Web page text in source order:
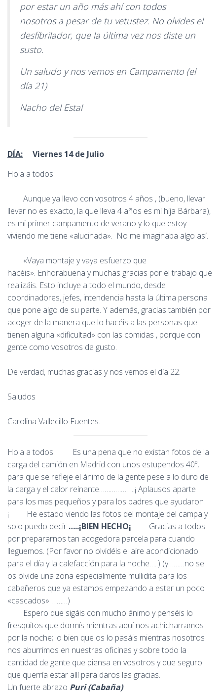
por estar un año más ahí con todos
nosotros a pesar de tu vetustez. No olvides el
desfibrilador, que la última vez nos diste un
susto.
Un saludo y nos vemos en Campamento (el
día 21)
Nacho del Estal
DÍA: Viernes 14 de Julio
Hola a todos:
Aunque ya llevo con vosotros 4 años , (bueno, llevar
llevar no es exacto, la que lleva 4 años es mi hija Bárbara),
es mi primer campamento de verano y lo que estoy
viviendo me tiene «alucinada». No me imaginaba algo así.
«Vaya montaje y vaya esfuerzo que
hacéis». Enhorabuena y muchas gracias por el trabajo que
realizáis. Esto incluye a todo el mundo, desde
coordinadores, jefes, intendencia hasta la última persona
que pone algo de su parte. Y además, gracias también por
acoger de la manera que lo hacéis a las personas que
tienen alguna «dificultad» con las comidas , porque con
gente como vosotros da gusto.
De verdad, muchas gracias y nos vemos el día 22.
Saludos
Carolina Vallecillo Fuentes.
Hola a todos: Es una pena que no existan fotos de la
carga del camión en Madrid con unos estupendos 40º,
para que se refleje el ánimo de la gente pese a lo duro de
la carga y el calor reinante………………..¡ Aplausos aparte
para los mas pequeños y para los padres que ayudaron
¡ He estado viendo las fotos del montaje del campa y
solo puedo decir …..¡BIEN HECHO¡ Gracias a todos
por prepararnos tan acogedora parcela para cuando
lleguemos. (Por favor no olvidéis el aire acondicionado
para el día y la calefacción para la noche…..) (y………no se
os olvide una zona especialmente mullidita para los
cabañeros que ya estamos empezando a estar un poco
«cascados» ………)
Espero que sigáis con mucho ánimo y penséis lo
fresquitos que dormís mientras aquí nos achicharramos
por la noche; lo bien que os lo pasáis mientras nosotros
nos aburrimos en nuestras oficinas y sobre todo la
cantidad de gente que piensa en vosotros y que seguro
que querría estar allí para daros las gracias.
Un fuerte abrazo Puri (Cabaña)